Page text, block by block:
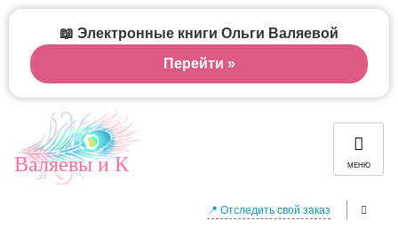
Валяевы и К МЕНЮ
📍 Отследить свой заказ
📖 Электронные книги Ольги Валяевой
Перейти »